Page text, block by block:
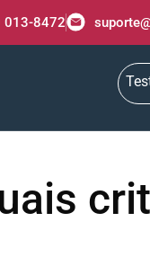
013-8472